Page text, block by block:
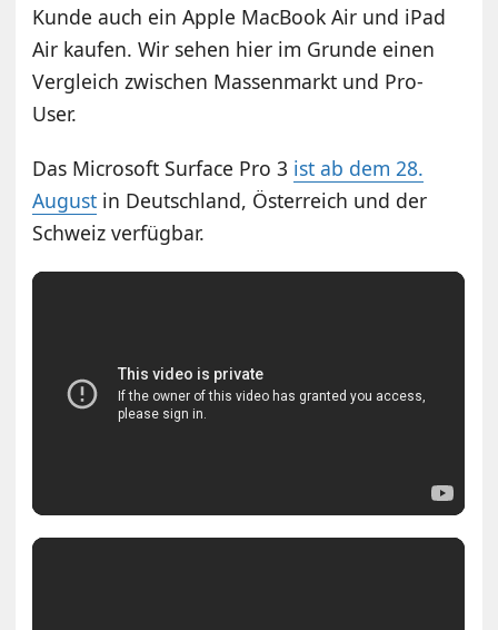
Kunde auch ein Apple MacBook Air und iPad
Air kaufen. Wir sehen hier im Grunde einen
Vergleich zwischen Massenmarkt und Pro-
User.
Das Microsoft Surface Pro 3 ist ab dem 28.
August in Deutschland, Österreich und der
Schweiz verfügbar.